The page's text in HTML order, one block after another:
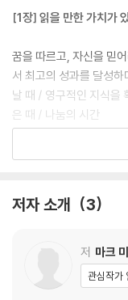
[1장] 읽을 만한 가치가
꿈을 따르고, 자신을 믿
서 최고의 성과를 달성
날 때 / 영구적인 지식을
은 때 / 나눔의 시간
[2장] 당신이 먼저 알아
장 큰 난관은 시장이 아
의 투자를 좋아하지 않
투자하지 마라 / 통상적
성공의 대가 / 하나라도
저자 소개 3
저 마크
관심작가